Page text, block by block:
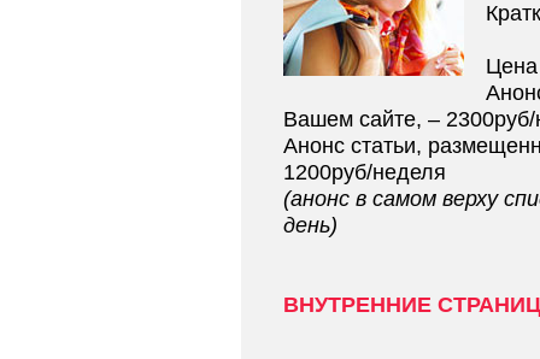
Вашем сайте, –
Анонс статьи,
1200руб/неделя
(анонс в самом верху
день)
ВНУТРЕННИЕ